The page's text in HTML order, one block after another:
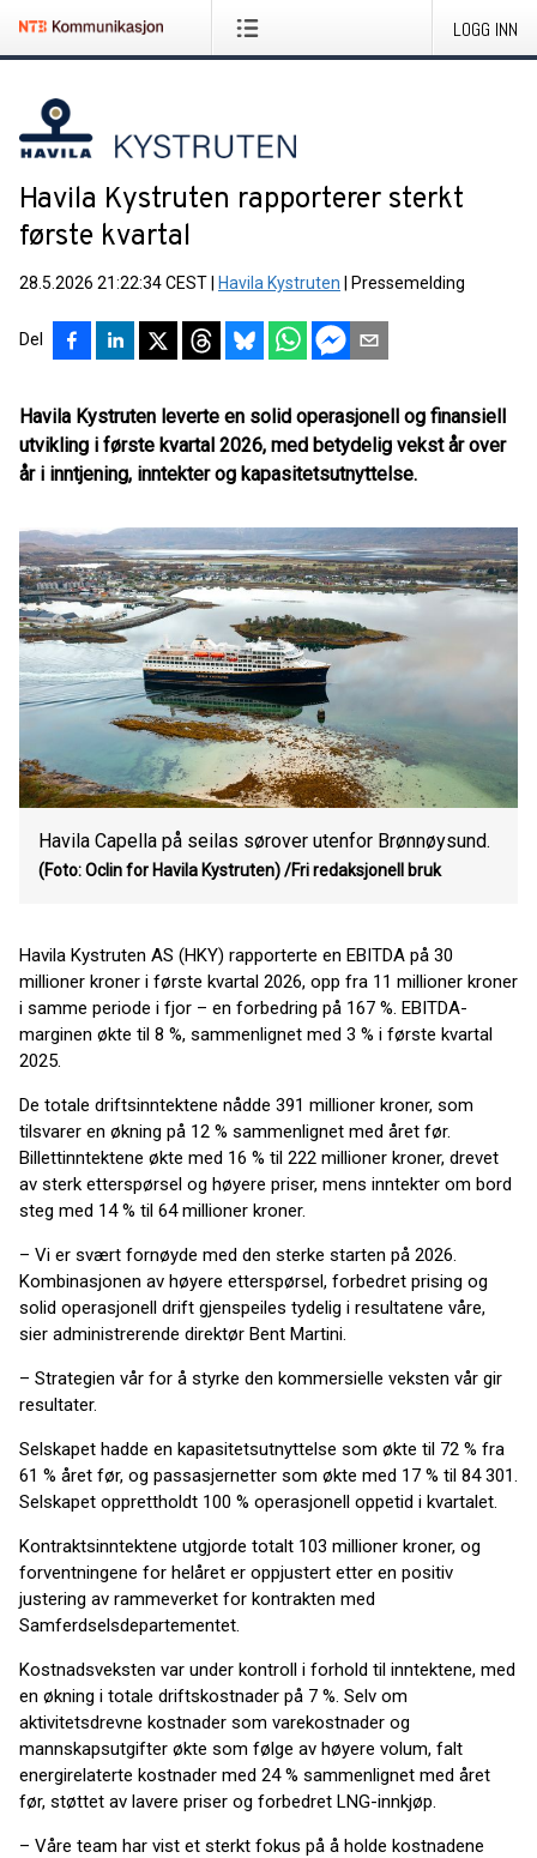
LOGG INN
Havila Kystruten rapporterer sterkt
første kvartal
28.5.2026 21:22:34 CEST Havila Kystruten Pressemelding
Del
Havila Kystruten leverte en solid operasjonell og finansiell
utvikling i første kvartal 2026, med betydelig vekst år over
år i inntjening, inntekter og kapasitetsutnyttelse.
Havila Capella på seilas sørover utenfor Brønnøysund.
(Foto: Oclin for Havila Kystruten)/Fri redaksjonell bruk
Havila Kystruten AS (HKY) rapporterte en EBITDA på 30
millioner kroner i første kvartal 2026, opp fra 11 millioner kroner
i samme periode i fjor – en forbedring på 167 %. EBITDA-
marginen økte til 8 %, sammenlignet med 3 % i første kvartal
2025.
De totale driftsinntektene nådde 391 millioner kroner, som
tilsvarer en økning på 12 % sammenlignet med året før.
Billettinntektene økte med 16 % til 222 millioner kroner, drevet
av sterk etterspørsel og høyere priser, mens inntekter om bord
steg med 14 % til 64 millioner kroner.
– Vi er svært fornøyde med den sterke starten på 2026.
Kombinasjonen av høyere etterspørsel, forbedret prising og
solid operasjonell drift gjenspeiles tydelig i resultatene våre,
sier administrerende direktør Bent Martini.
– Strategien vår for å styrke den kommersielle veksten vår gir
resultater.
Selskapet hadde en kapasitetsutnyttelse som økte til 72 % fra
61 % året før, og passasjernetter som økte med 17 % til 84 301.
Selskapet opprettholdt 100 % operasjonell oppetid i kvartalet.
Kontraktsinntektene utgjorde totalt 103 millioner kroner, og
forventningene for helåret er oppjustert etter en positiv
justering av rammeverket for kontrakten med
Samferdselsdepartementet.
Kostnadsveksten var under kontroll i forhold til inntektene, med
en økning i totale driftskostnader på 7 %. Selv om
aktivitetsdrevne kostnader som varekostnader og
mannskapsutgifter økte som følge av høyere volum, falt
energirelaterte kostnader med 24 % sammenlignet med året
før, støttet av lavere priser og forbedret LNG-innkjøp.
– Våre team har vist et sterkt fokus på å holde kostnadene